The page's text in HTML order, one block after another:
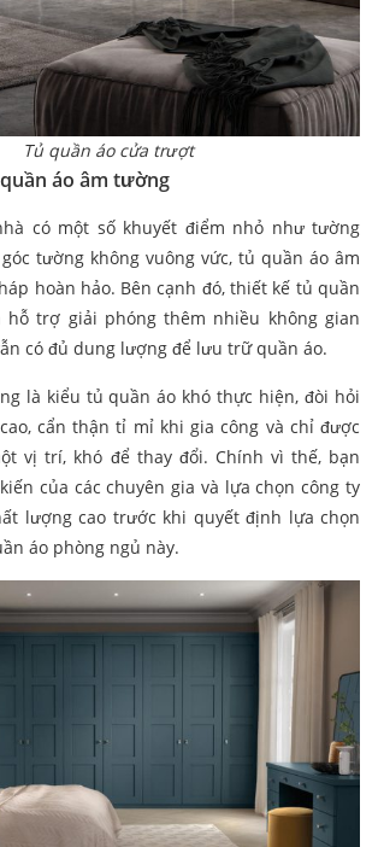
Tủ quần áo cửa trượt
áo âm tường
có một số khuyết điểm nhỏ như tường
tường không vuông vức, tủ quần áo âm
hoàn hảo. Bên cạnh đó, thiết kế tủ quần
hỗ trợ giải phóng thêm nhiều không gian
có đủ dung lượng để lưu trữ quần áo.
là kiểu tủ quần áo khó thực hiện, đòi hỏi
cẩn thận tỉ mỉ khi gia công và chỉ được
vị trí, khó để thay đổi. Chính vì thế, bạn
của các chuyên gia và lựa chọn công ty
lượng cao trước khi quyết định lựa chọn
áo phòng ngủ này.